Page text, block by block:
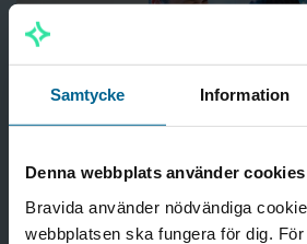
Samtycke Information
Denna webbplats använder cookies
Bravida använder nödvändiga
webbplatsen ska fungera för dig.